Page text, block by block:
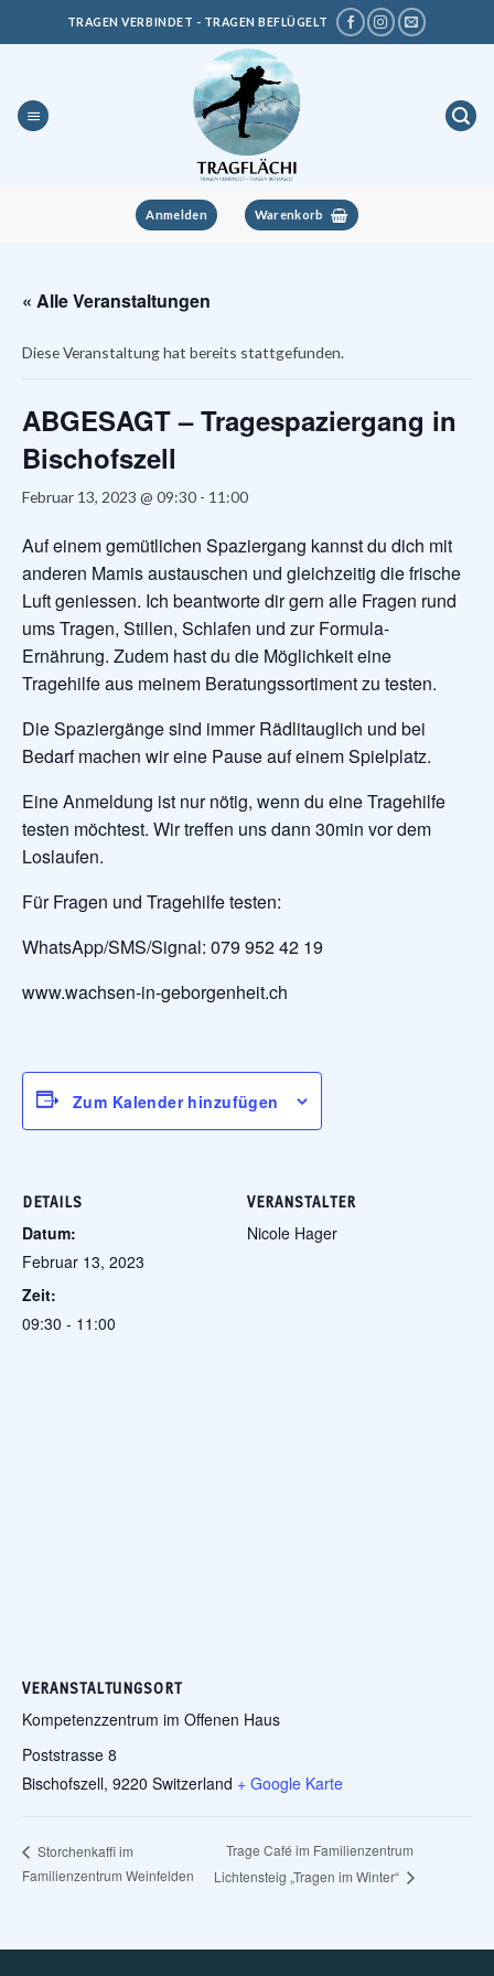
TRAGEN VERBINDET - TRAGEN BEFLÜGELT
Anmelden Warenkorb
« Alle Veranstaltungen
Diese Veranstaltung hat bereits stattgefunden.
ABGESAGT – Tragespaziergang in
Bischofszell
Februar 13, 2023 @ 09:30 - 11:00
Auf einem gemütlichen Spaziergang kannst du dich mit
anderen Mamis austauschen und gleichzeitig die frische
Luft geniessen. Ich beantworte dir gern alle Fragen rund
ums Tragen, Stillen, Schlafen und zur Formula-
Ernährung. Zudem hast du die Möglichkeit eine
Tragehilfe aus meinem Beratungssortiment zu testen.
Die Spaziergänge sind immer Rädlitauglich und bei
Bedarf machen wir eine Pause auf einem Spielplatz.
Eine Anmeldung ist nur nötig, wenn du eine Tragehilfe
testen möchtest. Wir treffen uns dann 30min vor dem
Loslaufen.
Für Fragen und Tragehilfe testen:
WhatsApp/SMS/Signal: 079 952 42 19
www.wachsen-in-geborgenheit.ch
Zum Kalender hinzufügen
DETAILS
Datum:
Februar 13, 2023
Zeit:
09:30 - 11:00
VERANSTALTER
Nicole Hager
VERANSTALTUNGSORT
Kompetenzzentrum im Offenen Haus
Poststrasse 8
Bischofszell, 9220 Switzerland + Google Karte
Storchenkaffi im
Familienzentrum Weinfelden
Trage Café im Familienzentrum
Lichtensteig „Tragen im Winter“